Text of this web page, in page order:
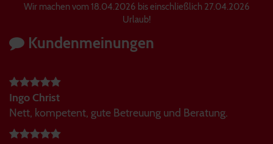
Wir machen vom 18.04.2026 bis einschließlich 27.04.2026
Urlaub!
Kundenmeinungen
Ingo Christ
Nett, kompetent, gute Betreuung und Beratung.